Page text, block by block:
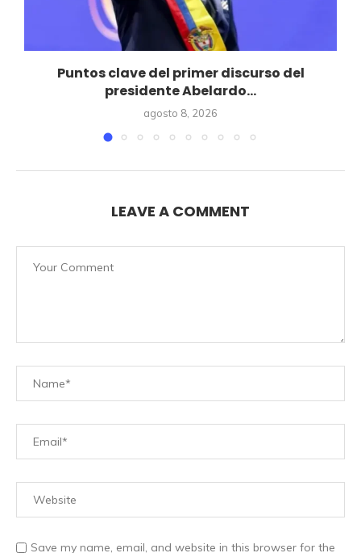
Puntos clave del primer discurso del
presidente Abelardo...
agosto 8, 2026
LEAVE A COMMENT
Save my name, email, and website in this browser for the